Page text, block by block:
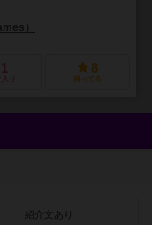
）
1
入り
8
持ってる
紹介文あり